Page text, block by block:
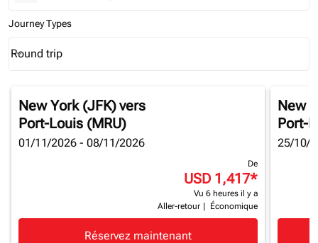
Journey Types
Journey Types option Round trip Selected
Round trip
keyboard_arrow_down
New York (JFK)vers
Port-Louis (MRU)
01/11/2026 - 08/11/2026
De
USD 1,417*
Vu 6 heures il y a
Aller-retour
Économique
Réservez maintenant
New
Port-
25/10/